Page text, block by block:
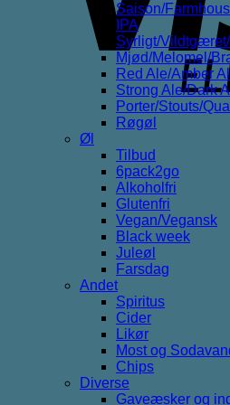
Saison/
IPA
Syrligt/
Mjød/Melomel/
Red Ale/Amber
Strong Ale/Dark
Porter/Stouts/
Røgøl
Øl
Tilbud
6pack2go
Alkoholfri
Glutenfri
Vegan/Vegansk
Black week
Juleøl
Farsdag
Andet
Spiritus
Cider
Likør
Most og
Chips
Diverse
Gaveæsker og